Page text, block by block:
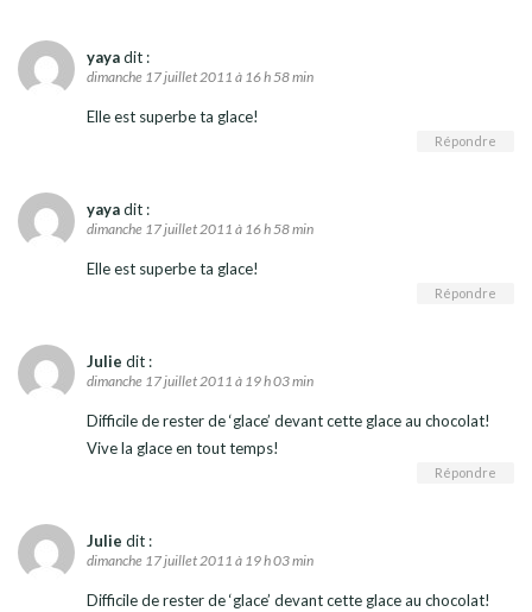
yayadit :
dimanche 17 juillet 2011 à 16 h 58 min
Elle est superbe ta glace!
Répondre
yayadit :
dimanche 17 juillet 2011 à 16 h 58 min
Elle est superbe ta glace!
Répondre
Julie dit :
dimanche 17 juillet 2011 à 19 h 03 min
Difficile de rester de ‘glace’ devant cette glace au chocolat!
Vive la glace en tout temps!
Répondre
Julie dit :
dimanche 17 juillet 2011 à 19 h 03 min
Difficile de rester de ‘glace’ devant cette glace au chocolat!